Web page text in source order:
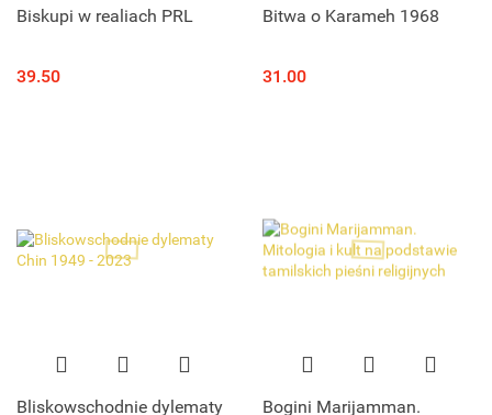
Biskupi w realiach PRL
39.50
Bitwa o Karameh 1968
31.00
Bliskowschodnie dylematy
Bogini Marijamman.